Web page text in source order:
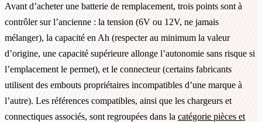
Avant d’acheter une batterie de remplacement, trois points sont à
contrôler sur l’ancienne : la tension (6V ou 12V, ne jamais
mélanger), la capacité en Ah (respecter au minimum la valeur
d’origine, une capacité supérieure allonge l’autonomie sans risque si
l’emplacement le permet), et le connecteur (certains fabricants
utilisent des embouts propriétaires incompatibles d’une marque à
l’autre). Les références compatibles, ainsi que les chargeurs et
connectiques associés, sont regroupées dans la catégorie pièces et